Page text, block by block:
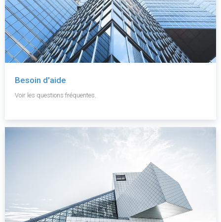
Besoin d'aide
Voir les questions fréquentes.